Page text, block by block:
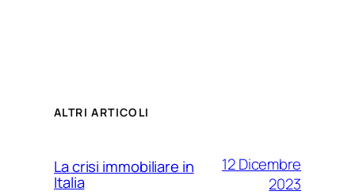
ALTRI ARTICOLI
La crisi immobiliare in
Italia
12 Dicembre
2023